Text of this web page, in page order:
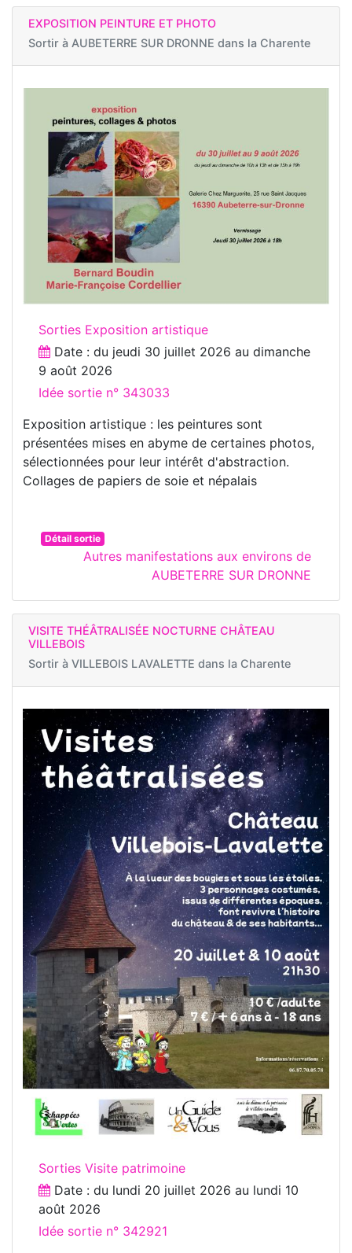
EXPOSITION PEINTURE ET PHOTO
Sortir à AUBETERRE SUR DRONNE dans la Charente
Sorties Exposition artistique
Date : du jeudi 30 juillet 2026 au dimanche
9 août 2026
Idée sortie n° 343033
Exposition artistique : les peintures sont
présentées mises en abyme de certaines photos,
sélectionnées pour leur intérêt d'abstraction.
Collages de papiers de soie et népalais
Détail sortie
Autres manifestations aux environs de
AUBETERRE SUR DRONNE
VISITE THÉÂTRALISÉE NOCTURNE CHÂTEAU
VILLEBOIS
Sortir à VILLEBOIS LAVALETTE dans la Charente
Sorties Visite patrimoine
Date : du lundi 20 juillet 2026 au lundi 10
août 2026
Idée sortie n° 342921